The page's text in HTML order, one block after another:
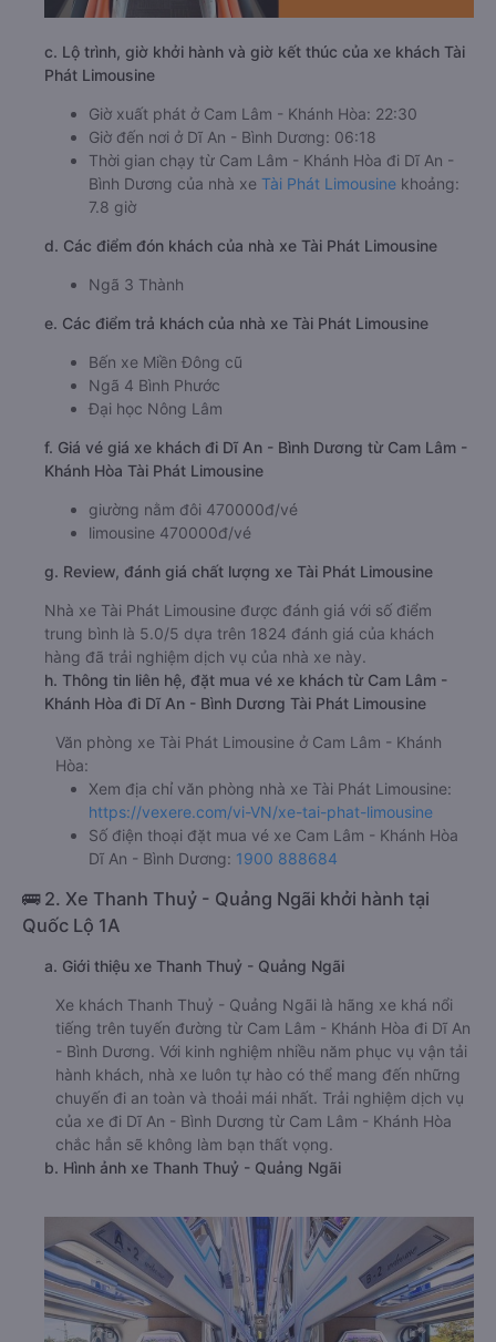
c. Lộ trình, giờ khởi hành và giờ kết thúc của xe khách Tài
Phát Limousine
Giờ xuất phát ở Cam Lâm - Khánh Hòa: 22:30
Giờ đến nơi ở Dĩ An - Bình Dương: 06:18
Thời gian chạy từ Cam Lâm - Khánh Hòa đi Dĩ An -
Bình Dương của nhà xe Tài Phát Limousine khoảng:
7.8 giờ
d. Các điểm đón khách của nhà xe Tài Phát Limousine
Ngã 3 Thành
e. Các điểm trả khách của nhà xe Tài Phát Limousine
Bến xe Miền Đông cũ
Ngã 4 Bình Phước
Đại học Nông Lâm
f. Giá vé giá xe khách đi Dĩ An - Bình Dương từ Cam Lâm -
Khánh Hòa Tài Phát Limousine
giường nằm đôi 470000đ/vé
limousine 470000đ/vé
g. Review, đánh giá chất lượng xe Tài Phát Limousine
Nhà xe Tài Phát Limousine được đánh giá với số điểm
trung bình là 5.0/5 dựa trên 1824 đánh giá của khách
hàng đã trải nghiệm dịch vụ của nhà xe này.
h. Thông tin liên hệ, đặt mua vé xe khách từ Cam Lâm -
Khánh Hòa đi Dĩ An - Bình Dương Tài Phát Limousine
Văn phòng xe Tài Phát Limousine ở Cam Lâm - Khánh
Hòa:
Xem địa chỉ văn phòng nhà xe Tài Phát Limousine:
https://vexere.com/vi-VN/xe-tai-phat-limousine
Số điện thoại đặt mua vé xe Cam Lâm - Khánh Hòa
Dĩ An - Bình Dương: 1900 888684
🚌 2. Xe Thanh Thuỷ - Quảng Ngãi khởi hành tại
Quốc Lộ 1A
a. Giới thiệu xe Thanh Thuỷ - Quảng Ngãi
Xe khách Thanh Thuỷ - Quảng Ngãi là hãng xe khá nổi
tiếng trên tuyến đường từ Cam Lâm - Khánh Hòa đi Dĩ An
- Bình Dương. Với kinh nghiệm nhiều năm phục vụ vận tải
hành khách, nhà xe luôn tự hào có thể mang đến những
chuyến đi an toàn và thoải mái nhất. Trải nghiệm dịch vụ
của xe đi Dĩ An - Bình Dương từ Cam Lâm - Khánh Hòa
chắc hẳn sẽ không làm bạn thất vọng.
b. Hình ảnh xe Thanh Thuỷ - Quảng Ngãi